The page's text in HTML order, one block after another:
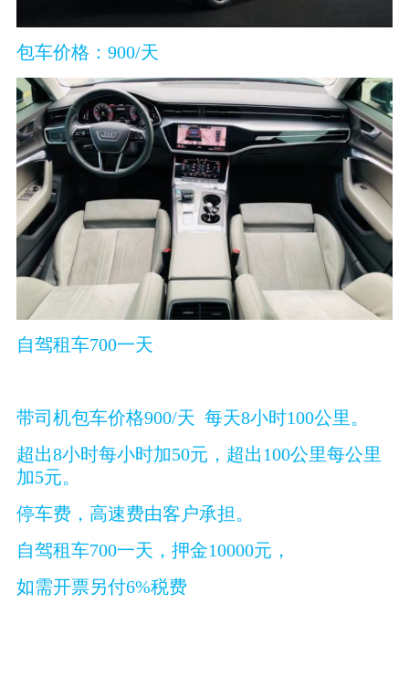
包车价格：900/天
自驾租车700一天
带司机包车价格900/天 每天8小时100公里。
超出8小时每小时加50元，超出100公里每公里
加5元。
停车费，高速费由客户承担。
自驾租车700一天，押金10000元，
如需开票另付6%税费